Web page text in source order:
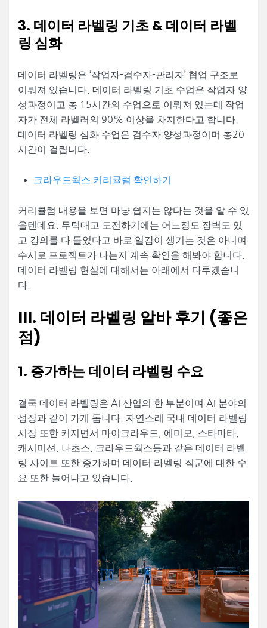
3. 데이터 라벨링 기초 & 데이터 라벨
링 심화
데이터 라벨링은 ‘작업자-검수자-관리자’ 협업 구조로
이뤄져 있습니다. 데이터 라벨링 기초 수업은 작업자 양
성과정이고 총 15시간의 수업으로 이뤄져 있는데 작업
자가 전체 라벨러의 90% 이상을 차지한다고 합니다.
데이터 라벨링 심화 수업은 검수자 양성과정이며 총20
시간이 걸립니다.
크라우드웍스 커리큘럼 확인하기
커리큘럼 내용을 보면 마냥 쉽지는 않다는 것을 알 수 있
을텐데요. 무턱대고 도전하기에는 어느정도 장벽도 있
고 강의를 다 들었다고 바로 일감이 생기는 것은 아니며
수시로 프로젝트가 나는지 계속 확인을 해봐야 합니다.
데이터 라벨링 현실에 대해서는 아래에서 다루겠습니
다.
III. 데이터 라벨링 알바 후기 (좋은
점)
1. 증가하는 데이터 라벨링 수요
결국 데이터 라벨링은 AI 산업의 한 부분이며 AI 분야의
성장과 같이 가게 돕니다. 자연스레 국내 데이터 라벨링
시장 또한 커지면서 마이크라우드, 에미모, 스타마타,
캐시미션, 나초스, 크라우드웍스등과 같은 데이터 라벨
링 사이트 또한 증가하며 데이터 라벨링 직군에 대한 수
요 또한 늘어나고 있습니다.